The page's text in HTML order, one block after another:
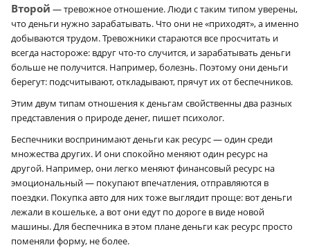
Второй — тревожное отношение. Люди с таким типом уверены,
что деньги нужно зарабатывать. Что они не «приходят», а именно
добываются трудом. Тревожники стараются все просчитать и
всегда настороже: вдруг что-то случится, и зарабатывать деньги
больше не получится. Например, болезнь. Поэтому они деньги
берегут: подсчитывают, откладывают, прячут их от беспечников.
Этим двум типам отношения к деньгам свойственны два разных
представления о природе денег, пишет психолог.
Беспечники воспринимают деньги как ресурс — один среди
множества других. И они спокойно меняют один ресурс на
другой. Например, они легко меняют финансовый ресурс на
эмоциональный — покупают впечатления, отправляются в
поездки. Покупка авто для них тоже выглядит проще: вот деньги
лежали в кошельке, а вот они едут по дороге в виде новой
машины. Для беспечника в этом плане деньги как ресурс просто
поменяли форму, не более.